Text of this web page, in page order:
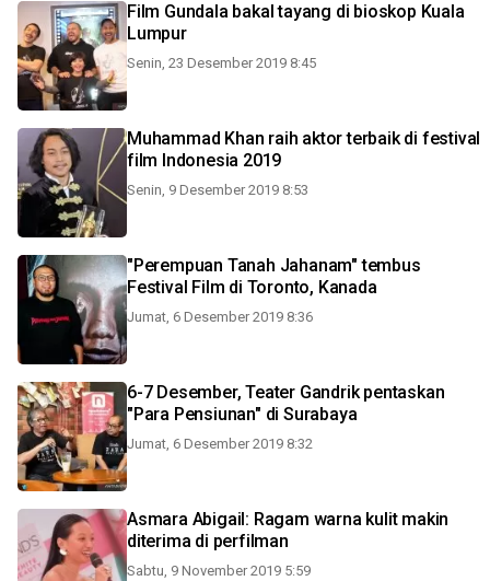
Film Gundala bakal tayang di bioskop Kuala
Lumpur
Senin, 23 Desember 2019 8:45
Muhammad Khan raih aktor terbaik di festival
film Indonesia 2019
Senin, 9 Desember 2019 8:53
"Perempuan Tanah Jahanam" tembus
Festival Film di Toronto, Kanada
Jumat, 6 Desember 2019 8:36
6-7 Desember, Teater Gandrik pentaskan
"Para Pensiunan" di Surabaya
Jumat, 6 Desember 2019 8:32
Asmara Abigail: Ragam warna kulit makin
diterima di perfilman
Sabtu, 9 November 2019 5:59